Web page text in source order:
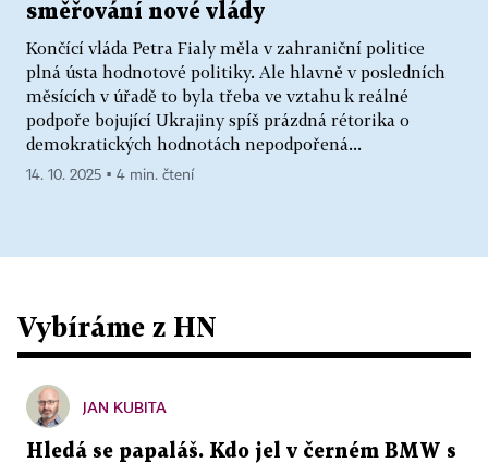
směřování nové vlády
Končící vláda Petra Fialy měla v zahraniční politice
plná ústa hodnotové politiky. Ale hlavně v posledních
měsících v úřadě to byla třeba ve vztahu k reálné
podpoře bojující Ukrajiny spíš prázdná rétorika o
demokratických hodnotách nepodpořená...
14. 10. 2025 ▪ 4 min. čtení
Vybíráme z HN
JAN KUBITA
Hledá se papaláš. Kdo jel v černém BMW s